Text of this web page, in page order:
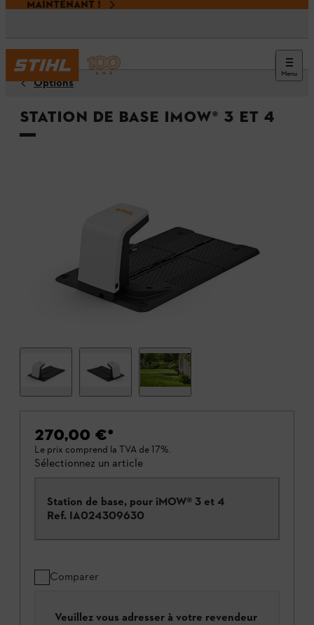
MAINTENANT !
Menu
Options
Station de base iMOW® 3 et 4
270,00 €*
Le prix comprend la TVA de 17%.
Sélectionnez un article
Station de base, pour iMOW® 3 et 4
Ref. IA024309630
Comparer
Veuillez vous adresser à votre revendeur